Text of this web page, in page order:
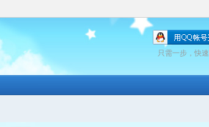
只需一步，快